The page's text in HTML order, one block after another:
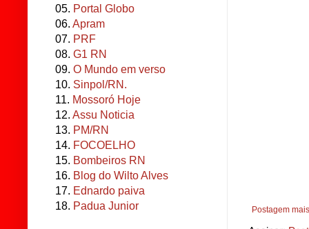
Postagem
05. Portal Globo
06. Apram
07. PRF
08. G1 RN
09. O Mundo em verso
10. Sinpol/RN.
11. Mossoró Hoje
12. Assu Noticia
13. PM/RN
14. FOCOELHO
15. Bombeiros RN
16. Blog do Wilto Alves
17. Ednardo paiva
18. Padua Junior